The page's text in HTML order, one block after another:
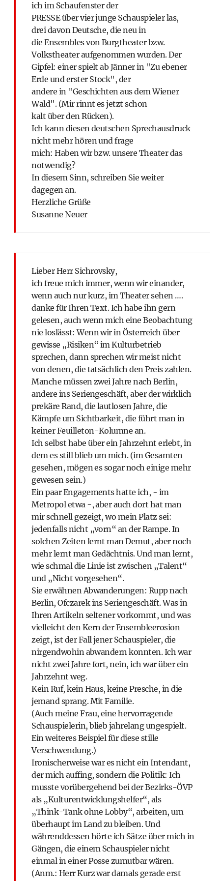
ich im Schaufenster der
PRESSE über vier junge Schauspieler las,
drei davon Deutsche, die neu in
die Ensembles von Burgtheater bzw.
Volkstheater aufgenommen wurden. Der
Gipfel: einer spielt ab Jänner in "Zu ebener
Erde und erster Stock", der
andere in "Geschichten aus dem Wiener
Wald". (Mir rinnt es jetzt schon
kalt über den Rücken).
Ich kann diesen deutschen Sprechausdruck
nicht mehr hören und frage
mich: Haben wir bzw. unsere Theater das
notwendig?
In diesem Sinn, schreiben Sie weiter
dagegen an.
Herzliche Grüße
Susanne Neuer
Lieber Herr Sichrovsky,
ich freue mich immer, wenn wir einander,
wenn auch nur kurz, im Theater sehen ….
danke für Ihren Text. Ich habe ihn gern
gelesen, auch wenn mich eine Beobachtung
nie loslässt: Wenn wir in Österreich über
gewisse „Risiken“ im Kulturbetrieb
sprechen, dann sprechen wir meist nicht
von denen, die tatsächlich den Preis zahlen.
Manche müssen zwei Jahre nach Berlin,
andere ins Seriengeschäft, aber der wirklich
prekäre Rand, die lautlosen Jahre, die
Kämpfe um Sichtbarkeit, die führt man in
keiner Feuilleton-Kolumne an.
Ich selbst habe über ein Jahrzehnt erlebt, in
dem es still blieb um mich. (im Gesamten
gesehen, mögen es sogar noch einige mehr
gewesen sein.)
Ein paar Engagements hatte ich, - im
Metropol etwa -, aber auch dort hat man
mir schnell gezeigt, wo mein Platz sei:
jedenfalls nicht „vorn“ an der Rampe. In
solchen Zeiten lernt man Demut, aber noch
mehr lernt man Gedächtnis. Und man lernt,
wie schmal die Linie ist zwischen „Talent“
und „Nicht vorgesehen“.
Sie erwähnen Abwanderungen: Rupp nach
Berlin, Ofczarek ins Seriengeschäft. Was in
Ihren Artikeln seltener vorkommt, und was
vielleicht den Kern der Ensembleerosion
zeigt, ist der Fall jener Schauspieler, die
nirgendwohin abwandern konnten. Ich war
nicht zwei Jahre fort, nein, ich war über ein
Jahrzehnt weg.
Kein Ruf, kein Haus, keine Presche, in die
jemand sprang. Mit Familie.
(Auch meine Frau, eine hervorragende
Schauspielerin, blieb jahrelang ungespielt.
Ein weiteres Beispiel für diese stille
Verschwendung.)
Ironischerweise war es nicht ein Intendant,
der mich auffing, sondern die Politik: Ich
musste vorübergehend bei der Bezirks-ÖVP
als „Kulturentwicklungshelfer“, als
„Think-Tank ohne Lobby“, arbeiten, um
überhaupt im Land zu bleiben. Und
währenddessen hörte ich Sätze über mich in
Gängen, die einem Schauspieler nicht
einmal in einer Posse zumutbar wären.
(Anm.: Herr Kurz war damals gerade erst